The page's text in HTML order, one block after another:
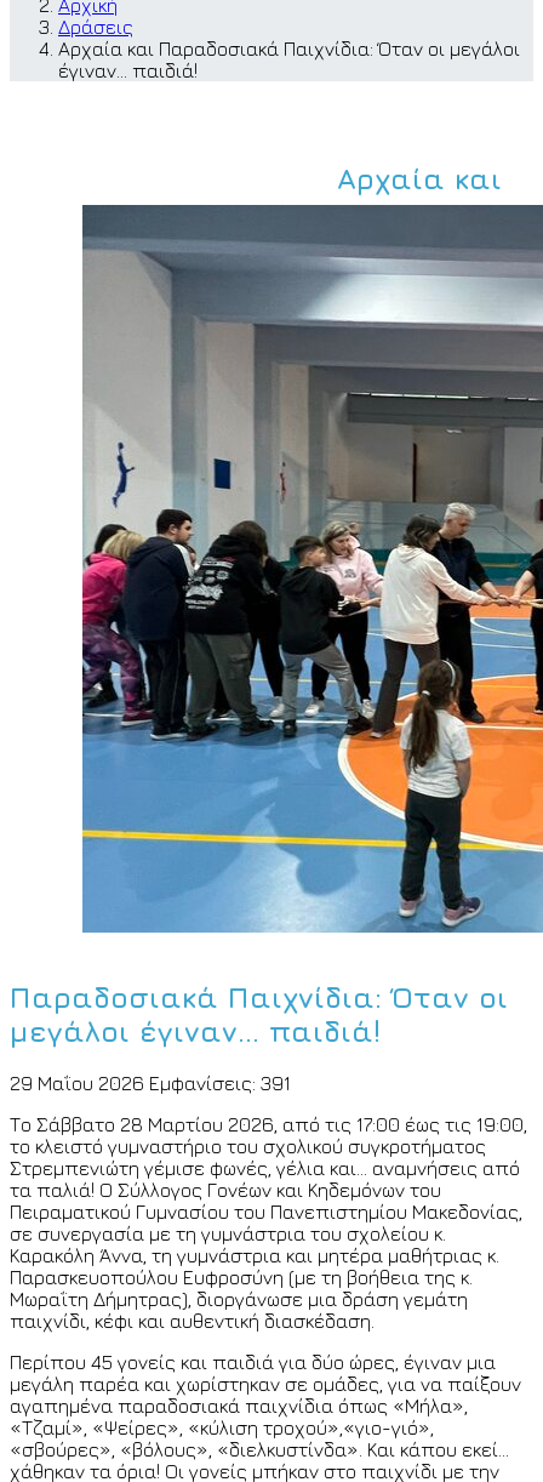
Αρχική
Δράσεις
Αρχαία και Παραδοσιακά Παιχνίδια: Όταν οι μεγάλοι
έγιναν… παιδιά!
Αρχαία και
Παραδοσιακά Παιχνίδια: Όταν οι
μεγάλοι έγιναν… παιδιά!
29 Μαΐου 2026 Εμφανίσεις: 391
Το Σάββατο 28 Μαρτίου 2026, από τις 17:00 έως τις 19:00,
το κλειστό γυμναστήριο του σχολικού συγκροτήματος
Στρεμπενιώτη γέμισε φωνές, γέλια και… αναμνήσεις από
τα παλιά! Ο Σύλλογος Γονέων και Κηδεμόνων του
Πειραματικού Γυμνασίου του Πανεπιστημίου Μακεδονίας,
σε συνεργασία με τη γυμνάστρια του σχολείου κ.
Καρακόλη Άννα, τη γυμνάστρια και μητέρα μαθήτριας κ.
Παρασκευοπούλου Ευφροσύνη (με τη βοήθεια της κ.
Μωραΐτη Δήμητρας), διοργάνωσε μια δράση γεμάτη
παιχνίδι, κέφι και αυθεντική διασκέδαση.
Περίπου 45 γονείς και παιδιά για δύο ώρες, έγιναν μια
μεγάλη παρέα και χωρίστηκαν σε ομάδες, για να παίξουν
αγαπημένα παραδοσιακά παιχνίδια όπως «Μήλα»,
«Τζαμί», «Ψείρες», «κύλιση τροχού»,«γιο-γιό»,
«σβούρες», «βόλους», «διελκυστίνδα». Και κάπου εκεί…
χάθηκαν τα όρια! Οι γονείς μπήκαν στο παιχνίδι με την